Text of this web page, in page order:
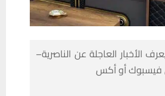
الأخبار العاجلة عن الناصرية–
فيسبوك أو أكس